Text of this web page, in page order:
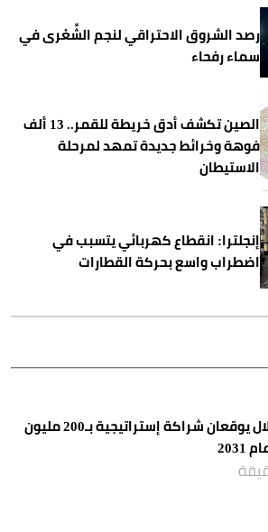
رصد الشروق الاحتراقي لنجم الشِّعْرى في
سماء رفحاء
الصين تكشف أدق خريطة للقمر.. 13 ألف
فوهة وخرائط جديدة تمهد لمرحلة
الاستيطان
إنجلترا: انقطاع كهربائي يتسبب في
اضطراب واسع بحركة القطارات
ريف والهلال يوقعان شراكة إستراتيجية بـ200 مليون